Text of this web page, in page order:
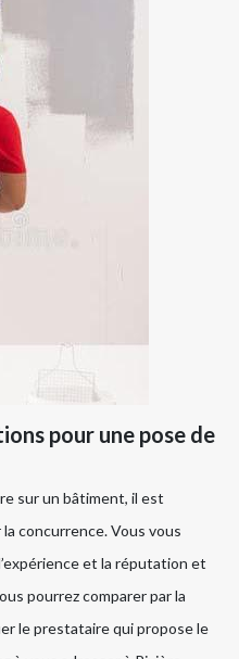
pour une pose de
sur un bâtiment, il est
concurrence. Vous vous
et la réputation et
pourrez comparer par la
le prestataire qui propose le